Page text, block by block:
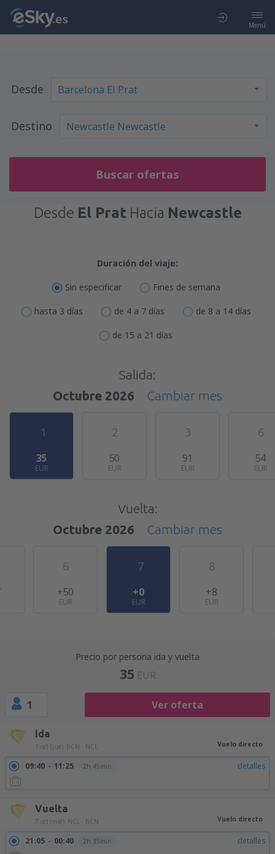
Menú
Desde
Destino
Buscar ofertas
Desde El PratHacia Newcastle
Duración del viaje:
Sin especificar Fines de semana
hasta 3 días de 4 a 7 días de 8 a 14 días
de 15 a 21 días
Salida:
Octubre 2026
Cambiar mes
1
35
EUR
2
50
EUR
3
91
EUR
6
54
EUR
Vuelta:
Octubre 2026
Cambiar mes
6
+50
EUR
7
+0
EUR
8
+8
EUR
Precio por persona ida y vuelta
35 EUR
1 Ver oferta
Ida
1 oct (jue) BCN - NCL Vuelo directo
09:40 11:25 2h 45min detalles
Vuelta
7 oct (mié) NCL - BCN Vuelo directo
21:05 00:40 2h 35min detalles